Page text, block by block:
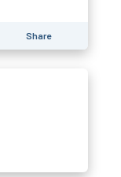
Share